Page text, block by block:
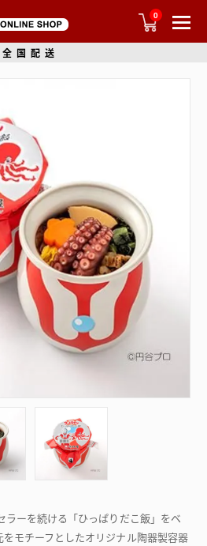
0
全国配送
ラーを続ける「ひっぱりだこ飯」をベ
モチーフとしたオリジナル陶器製容器